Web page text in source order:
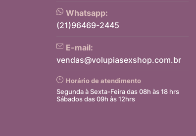
Whatsapp:
(21)96469-2445
E-mail:
vendas@volupiasexshop.com.br
Horário de atendimento
Segunda à Sexta-Feira das 08h às 18 hrs
Sábados das 09h às 12hrs